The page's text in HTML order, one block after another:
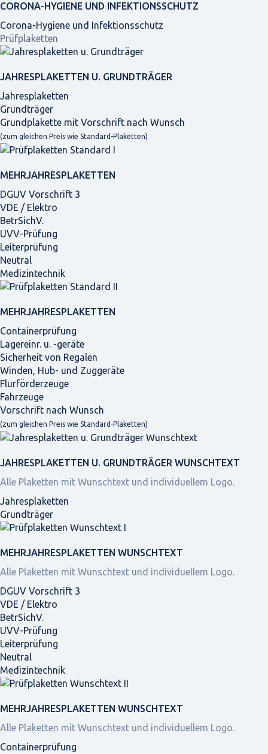
CORONA-HYGIENE UND INFEKTIONSSCHUTZ
Corona-Hygiene und Infektionsschutz
Prüfplaketten
JAHRES­PLAKETTEN U. GRUNDTRÄGER
Jahresplaketten
Grundträger
Grundplakette mit Vorschrift nach Wunsch
(zum gleichen Preis wie Standard-Plaketten)
MEHRJAHRES­PLAKETTEN
DGUV Vorschrift 3
VDE / Elektro
BetrSichV.
UVV-Prüfung
Leiterprüfung
Neutral
Medizintechnik
MEHRJAHRES­PLAKETTEN
Containerprüfung
Lagereinr. u. -geräte
Sicherheit von Regalen
Winden, Hub- und Zuggeräte
Flurförderzeuge
Fahrzeuge
Vorschrift nach Wunsch
(zum gleichen Preis wie Standard-Plaketten)
JAHRES­PLAKETTEN U. GRUNDTRÄGER WUNSCHTEXT
Alle Plaketten mit Wunschtext und individuellem Logo.
Jahresplaketten
Grundträger
MEHRJAHRES­PLAKETTEN WUNSCHTEXT
Alle Plaketten mit Wunschtext und individuellem Logo.
DGUV Vorschrift 3
VDE / Elektro
BetrSichV.
UVV-Prüfung
Leiterprüfung
Neutral
Medizintechnik
MEHRJAHRES­PLAKETTEN WUNSCHTEXT
Alle Plaketten mit Wunschtext und individuellem Logo.
Containerprüfung